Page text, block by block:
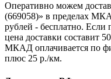
Оперативно можем
(669058)» в пределах
рублей - бесплатно.
цена доставки составит
МКАД оплачивается по
плюс 25 р./км.